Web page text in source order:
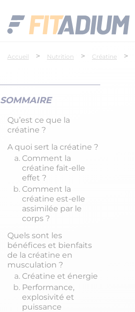
Accueil > Nutrition > Créatine >
SOMMAIRE
Qu’est ce que la
créatine ?
A quoi sert la créatine ?
Comment la
créatine fait-elle
effet ?
Comment la
créatine est-elle
assimilée par le
corps ?
Quels sont les
bénéfices et bienfaits
de la créatine en
musculation ?
Créatine et énergie
Performance,
explosivité et
puissance